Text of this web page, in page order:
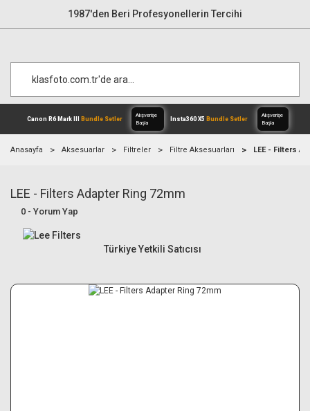
1987'den Beri Profesyonellerin Tercihi
Canon R6 Mark III Bundle Setler
Anasayfa Aksesuarlar Filtreler Filtre Aksesuarları LEE - Filters
LEE - Filters Adapter Ring 72mm
0 - Yorum Yap
Türkiye Yetkili Satıcısı